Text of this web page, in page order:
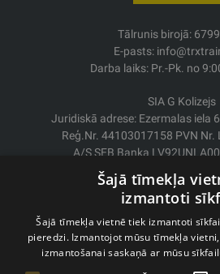
Tālrunis birojā:
E-pasts:
Darba laiks: Pr.-Pk. no
SIA G Kolizejs
Juridiskā adrese: Ezermalas iela
Reģ.Nr. 44103017158 PVN
A/S SEB Banka
Piegāde/
Apmaksa
Pirkšanas
Kontakti
Privātuma
Šajā tīmekļa
izmantoti
Šajā tīmekļa vietnē tiek izmantoti
pieredzi. Izmantojot mūsu tīmekļa
izmantošanai saskaņā ar mūsu